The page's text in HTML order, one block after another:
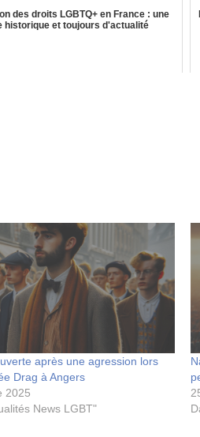
des droits LGBTQ+ en France : une
historique et toujours d'actualité
après une agression lors
Drag à Angers
2025
News LGBT"